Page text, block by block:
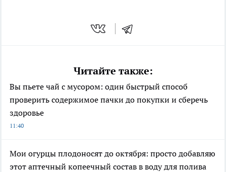
Читайте также:
Вы пьете чай с мусором: один быстрый способ
проверить содержимое пачки до покупки и сберечь
здоровье
11:40
Мои огурцы плодоносят до октября: просто добавляю
этот аптечный копеечный состав в воду для полива